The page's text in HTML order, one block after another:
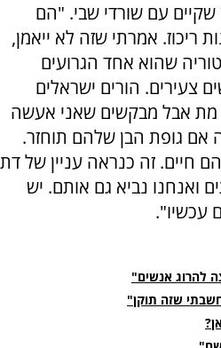
עם שורדי שבי. "הם
ריכוז. אמרתי שזה לא ייאמן,
שהוא אחד הגרועים
צעירים. הורים ישראלים
אבל מבקשים שאני אעשה
אם גופת הבן שלהם תוחזר.
חיים. זה כנראה עניין של דת
ואנחנו נביא גם אותם. יש
עכשיו".
להרוג אנשים"
שזה תוקן"